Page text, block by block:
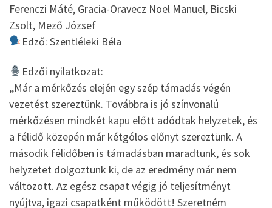
Ferenczi Máté, Gracia-Oravecz Noel Manuel, Bicski
Zsolt, Mező József
Edző: Szentléleki Béla
Edzői nyilatkozat:
,,Már a mérkőzés elején egy szép támadás végén
vezetést szereztünk. Továbbra is jó színvonalú
mérkőzésen mindkét kapu előtt adódtak helyzetek, és
a félidő közepén már kétgólos előnyt szereztünk. A
második félidőben is támadásban maradtunk, és sok
helyzetet dolgoztunk ki, de az eredmény már nem
változott. Az egész csapat végig jó teljesítményt
nyújtva, igazi csapatként működött! Szeretném